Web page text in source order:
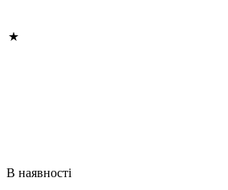
В наявності